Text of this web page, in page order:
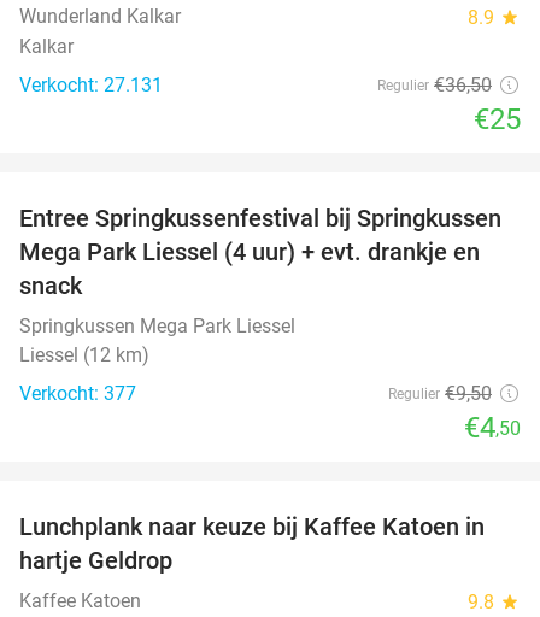
Wunderland Kalkar 8.9 star
Kalkar
Verkocht: 27.131
Regulier €36,50
€25
53%
Entree Springkussenfestival bij Springkussen
Mega Park Liessel (4 uur) + evt. drankje en
snack
Springkussen Mega Park Liessel
Liessel (12 km)
Verkocht: 377
Regulier €9,50
€4,50
32%
Lunchplank naar keuze bij Kaffee Katoen in
hartje Geldrop
Kaffee Katoen 9.8 star